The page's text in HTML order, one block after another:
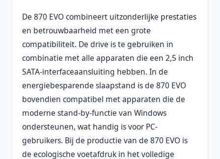
De 870 EVO combineert uitzonderlijke prestaties
en betrouwbaarheid met een grote
compatibiliteit. De drive is te gebruiken in
combinatie met alle apparaten die een 2,5 inch
SATA-interfaceaansluiting hebben. In de
energiebesparende slaapstand is de 870 EVO
bovendien compatibel met apparaten die de
moderne stand-by-functie van Windows
ondersteunen, wat handig is voor PC-
gebruikers. Bij de productie van de 870 EVO is
de ecologische voetafdruk in het volledige